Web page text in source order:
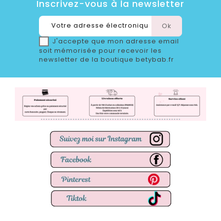
Inscrivez-vous à la newsletter
J'accepte que mon adresse email
soit mémorisée pour recevoir les
newsletter de la boutique betybab.fr